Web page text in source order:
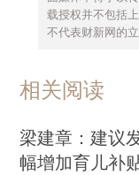
载授权并不包括
不代表财新网的立
相关阅读
梁建章：建议
幅增加育儿补